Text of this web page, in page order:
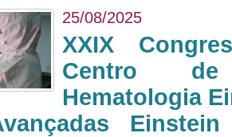
25/08/2025
XXIX
Centro
Hematologia